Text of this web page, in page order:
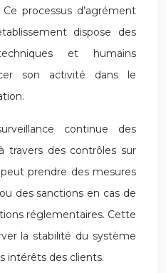
processus d’agrément
dispose des
et humains
son activité dans le
continue des
travers des contrôles sur
prendre des mesures
des sanctions en cas de
réglementaires. Cette
la stabilité du système
intérêts des clients.